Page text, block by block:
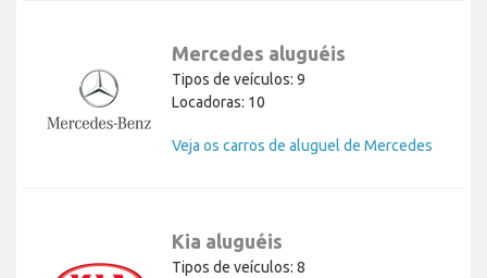
Mercedes aluguéis
Tipos de veículos: 9
Locadoras: 10
Veja os carros de aluguel de Mercedes
Kia aluguéis
Tipos de veículos: 8